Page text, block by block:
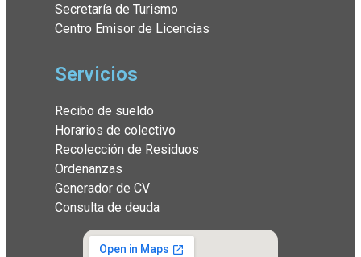
Secretaría de Turismo
Centro Emisor de Licencias
Servicios
Recibo de sueldo
Horarios de colectivo
Recolección de Residuos
Ordenanzas
Generador de CV
Consulta de deuda